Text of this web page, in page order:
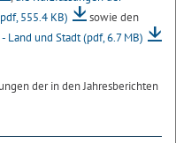
555.4 KB)
sowie den
Land und Stadt(pdf, 6.7 MB)
der in den Jahresberichten